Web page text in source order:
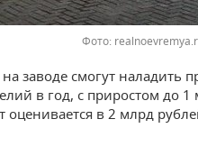
Фото:
заводе смогут наладить
в год, с приростом до
оценивается в 2 млрд